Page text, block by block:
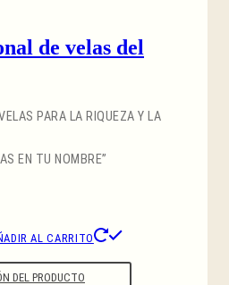
de velas del
PARA LA RIQUEZA Y LA
EN TU NOMBRE”
AL CARRITO
DEL PRODUCTO